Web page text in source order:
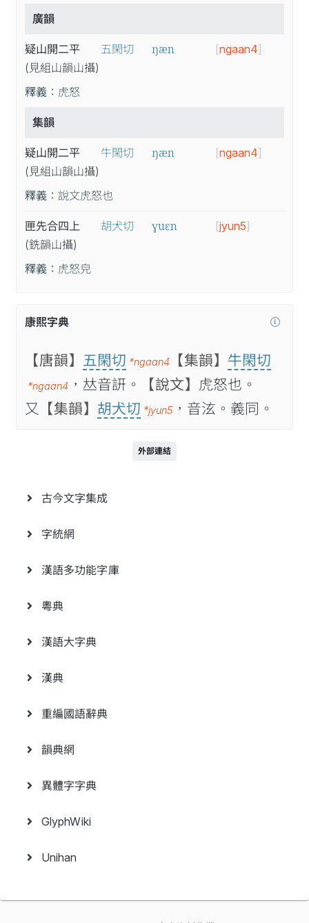
廣韻
疑山開二平
(見組山韻山攝)
五閑切 ŋæn [ngaan4]
釋義： 虎怒
集韻
疑山開二平
(見組山韻山攝)
牛閑切 ŋæn [ngaan4]
釋義： 說文虎怒也
匣先合四上
(銑韻山攝)
胡犬切 ɣuɛn [jyun5]
釋義： 虎怒皃
康熙字典
【唐韻】 五閑切 *ngaan4 【集韻】 牛閑切
*ngaan4 ，𠀤音訮。 【說文】 虎怒也。
又
【集韻】 胡犬切 *jyun5 ，音泫。義同。
外部連結
古今文字集成
字統網
漢語多功能字庫
粵典
漢語大字典
漢典
重編國語辭典
韻典網
異體字字典
GlyphWiki
Unihan